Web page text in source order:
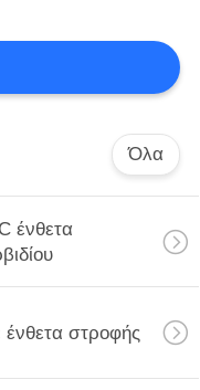
22
Όλα
ένθετα
ένθετα στροφής